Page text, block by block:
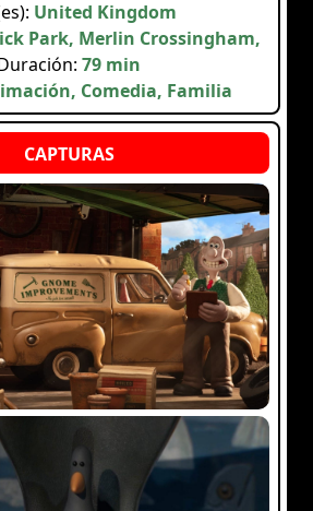
United Kingdom
Park, Merlin Crossingham,
79 min
Comedia, Familia